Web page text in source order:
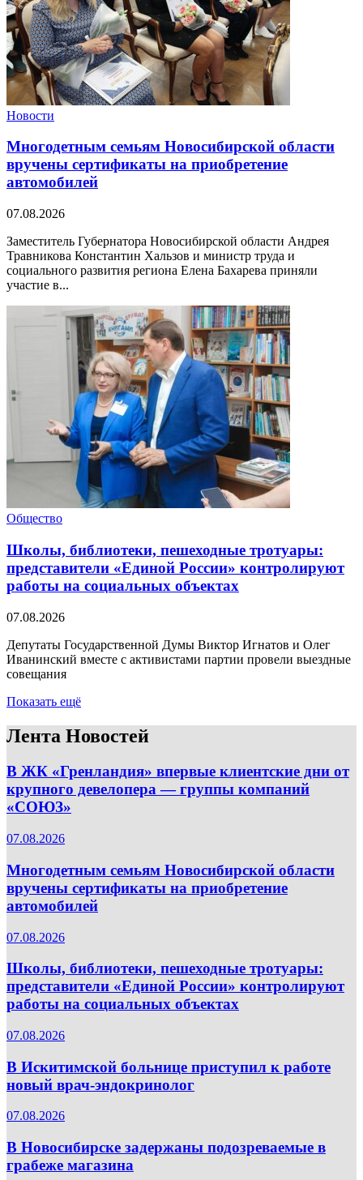
Новости
Многодетным семьям Новосибирской области
вручены сертификаты на приобретение
автомобилей
07.08.2026
Заместитель Губернатора Новосибирской области Андрея
Травникова Константин Хальзов и министр труда и
социального развития региона Елена Бахарева приняли
участие в...
Общество
Школы, библиотеки, пешеходные тротуары:
представители «Единой России» контролируют
работы на социальных объектах
07.08.2026
Депутаты Государственной Думы Виктор Игнатов и Олег
Иванинский вместе с активистами партии провели выездные
совещания
Показать ещё
Лента Новостей
В ЖК «Гренландия» впервые клиентские дни от
крупного девелопера — группы компаний
«СОЮЗ»
07.08.2026
Многодетным семьям Новосибирской области
вручены сертификаты на приобретение
автомобилей
07.08.2026
Школы, библиотеки, пешеходные тротуары:
представители «Единой России» контролируют
работы на социальных объектах
07.08.2026
В Искитимской больнице приступил к работе
новый врач-эндокринолог
07.08.2026
В Новосибирске задержаны подозреваемые в
грабеже магазина